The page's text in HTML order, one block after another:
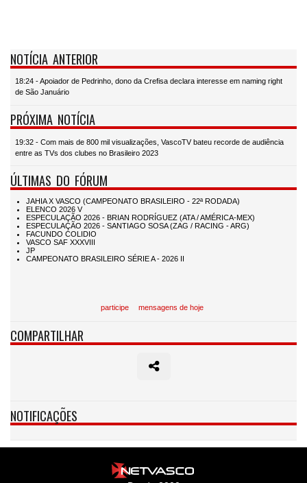
NOTÍCIA ANTERIOR
18:24 - Apoiador de Pedrinho, dono da Crefisa declara interesse em naming right
de São Januário
PRÓXIMA NOTÍCIA
19:32 - Com mais de 800 mil visualizações, VascoTV bateu recorde de audiência
entre as TVs dos clubes no Brasileiro 2023
ÚLTIMAS DO FÓRUM
participe mensagens de hoje
COMPARTILHAR
NOTIFICAÇÕES